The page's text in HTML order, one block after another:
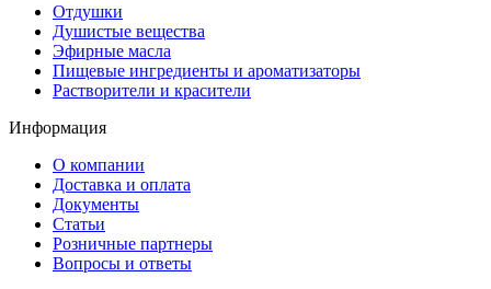
Отдушки
Душистые вещества
Эфирные масла
Пищевые ингредиенты и ароматизаторы
Растворители и красители
Информация
О компании
Доставка и оплата
Документы
Статьи
Розничные партнеры
Вопросы и ответы